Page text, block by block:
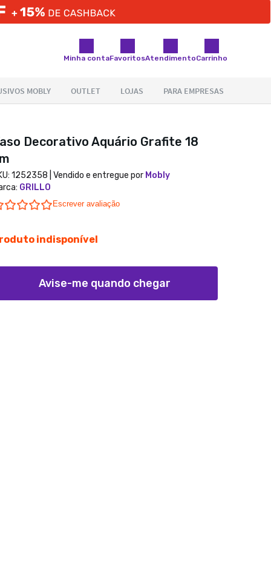
Minha contaFavoritosAtendimentoCarrinho
Decorativo Aquário Grafite 18
1252358 | Vendido e entregue por Mobly
: GRILLO
0.0 star rating
Escrever avaliação
indisponível
Avise-me quando chegar